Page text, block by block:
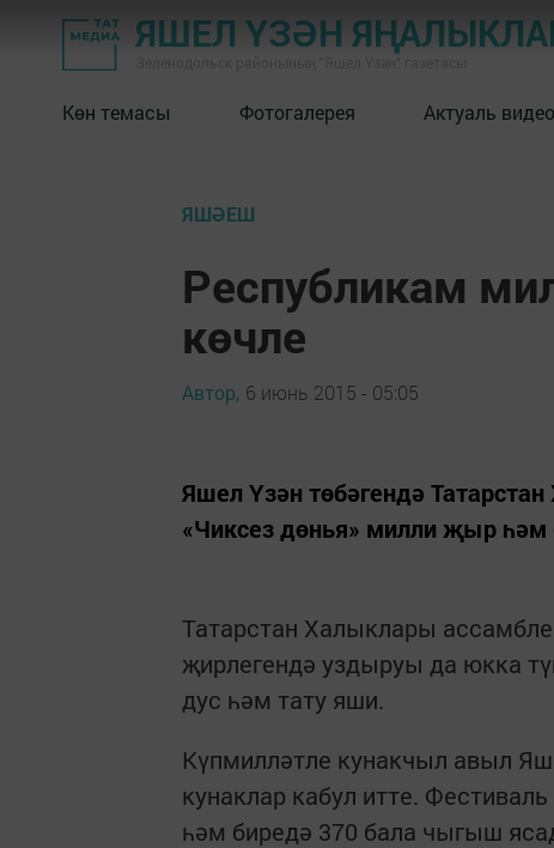
ЯШЕЛ ҮЗӘН
Көн темасы Фотогалерея Актуаль видео
ЯШӘЕШ
Республикам
көчле
Автор, 6 июнь 2015 - 05:05
Яшел Үзән төбәгендә
«Чиксез дөнья» милли җыр
Татарстан Халыклары
җирлегендә уздыруы да юкка
дус һәм тату яши.
Күпмилләтле кунакчыл авыл
кунаклар кабул итте.
һәм биредә 370 бала чыгыш